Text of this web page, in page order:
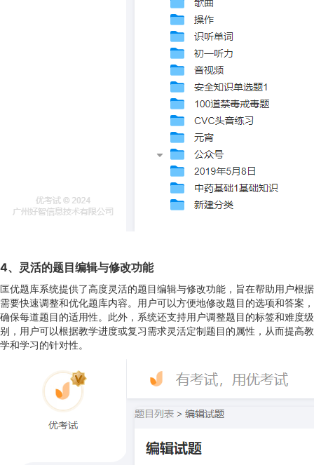
4、 灵活的题目编辑与修改功能
匡优题库系统提供了高度灵活的题目编辑与修改功能，旨在帮助用户根据
需要快速调整和优化题库内容。用户可以方便地修改题目的选项和答案，
确保每道题目的适用性。此外，系统还支持用户调整题目的标签和难度级
别，用户可以根据教学进度或复习需求灵活定制题目的属性，从而提高教
学和学习的针对性。